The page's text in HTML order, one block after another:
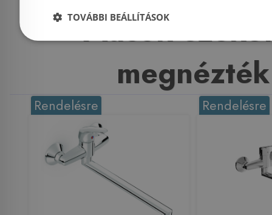
Mások
megnézték
Rendelésre Rendelésre
TOVÁBBI BEÁLLÍTÁSOK